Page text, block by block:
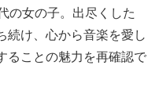
の女の子。出尽くした
続け、心から音楽を愛し
ることの魅力を再確認で